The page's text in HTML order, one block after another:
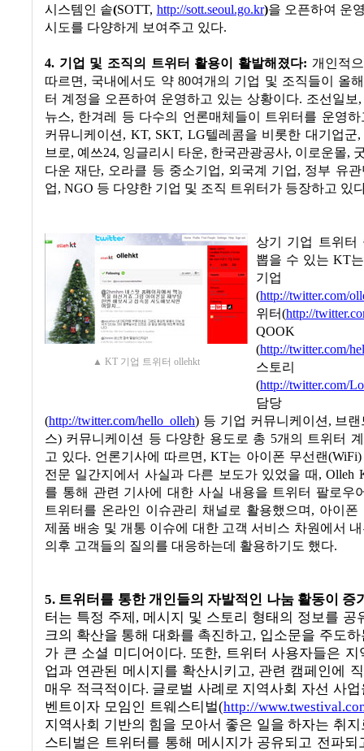
시스템인 솥(SOTT, http://sott.seoul.go.kr)을 오픈하여 운
시도를 다양하게 보여주고 있다.
4. 기업 및 조직의 트위터 활용이 활발해졌다: 개인적
따르면, 국내에서도 약80여개의 기업 및 조직들이 올
터 계정을 오픈하여 운영하고 있는 상황이다. 조선일보
뉴스, 한겨레 등 다수의 언론매체들이 트위터를 운영
커뮤니케이션, KT, SKT, LG텔레콤을 비롯한 대기업군
브로, 예쓰24, 잉글리시 타운, 한국관광공사, 이로운몰,
다운 재단, 오라클 등 중소기업, 외국계 기업, 정부 유관
업, NGO 등 다양한 기업 및 조직 트위터가 등장하고 있
▲ KT 기업 트위터 ollehkt
상기 기업 트위터
뽑을 수 있는 KT는
기업
(http://twitter.com/
위터(http://
(http://twitter.com/
스토리
(http://twitter.com/
담당
(http://twitter.com/hello_olleh) 등 기업 커뮤니케이션, 브랜
스) 커뮤니케이션 등 다양한 용도로 총 5개의 트위터
고 있다. 언론기사에 따르면, KT는 아이폰 무선랜
전문 일간지에서 사실과 다른 보도가 있었을 때 , Olleh
를 통해 관련 기사에 대한 사실 내용을 트위터 팔로우
트위터를 온라인 이슈관리 채널로 활용했으며 , 아이폰
제품 배송 및 개통 이슈에 대한 고객 서비스 차원에서
의후 고객들의 질의를 대응하는데 활용하기도 했다.
5. 트위터를 통한 개인들의 자발적인 나눔 활동이 증
터는 특정 주제 , 메시지 및 스토리 형태의 정보를 공
크의 확산을 통해 대화를 촉진하고, 입소문을 주도
가 큰 소셜 미디어이다. 또한, 트위터 사용자들은
업과 연관된 메시지를 확산시키고, 관련 캠페인에
매우 적극적이다. 글로벌 사례로 지역사회 자선 사
벤트이자 모임인 트웨스티벌(http://
지역사회 기반의 힘을 모아서 좋은 일을 하자는 취
스티벌은 트위터를 통해 메시지가 공유되고 전파되